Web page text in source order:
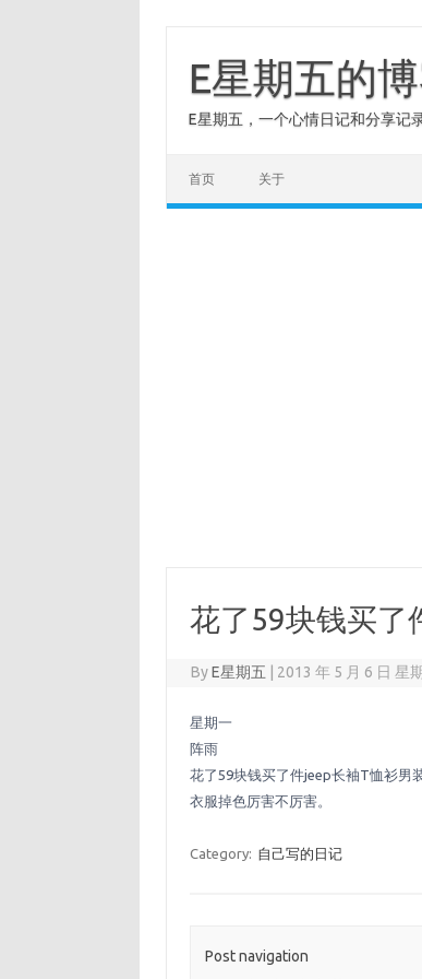
contentE星期五的
E星期五，一个心情日记和分享记
首页 关于
花了59块钱买了
ByE星期五 2013 年 5 月 6 日 星
星期一
阵雨
花了59块钱买了件jeep长袖T恤衫男
衣服掉色厉害不厉害。
Category: 自己写的日记
Post navigation